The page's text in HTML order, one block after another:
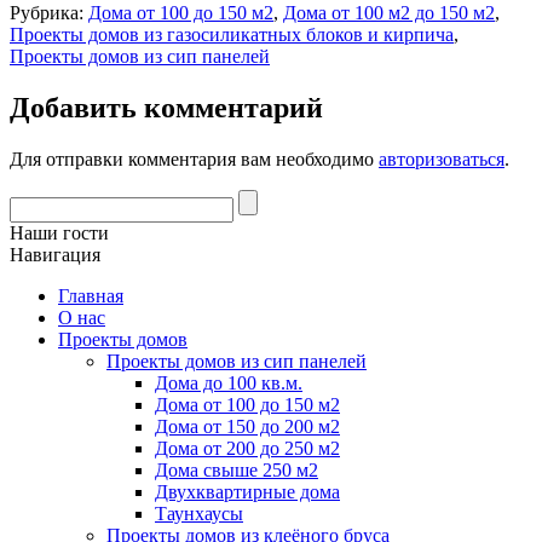
Рубрика: Дома от 100 до 150 м2, Дома от 100 м2 до 150 м2,
Проекты домов из газосиликатных блоков и кирпича,
Проекты домов из сип панелей
Добавить комментарий
Для отправки комментария вам необходимо авторизоваться.
Наши гости
Навигация
Главная
О нас
Проекты домов
Проекты домов из сип панелей
Дома до 100 кв.м.
Дома от 100 до 150 м2
Дома от 150 до 200 м2
Дома от 200 до 250 м2
Дома свыше 250 м2
Двухквартирные дома
Таунхаусы
Проекты домов из клеёного бруса